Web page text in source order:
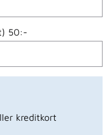
50:-
kreditkort